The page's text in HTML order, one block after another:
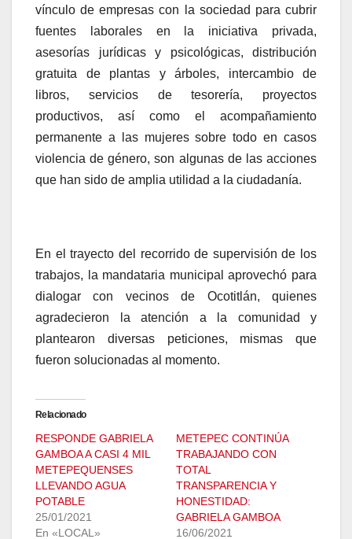
vínculo de empresas con la sociedad para cubrir
fuentes laborales en la iniciativa privada,
asesorías jurídicas y psicológicas, distribución
gratuita de plantas y árboles, intercambio de
libros, servicios de tesorería, proyectos
productivos, así como el acompañamiento
permanente a las mujeres sobre todo en casos
violencia de género, son algunas de las acciones
que han sido de amplia utilidad a la ciudadanía.
En el trayecto del recorrido de supervisión de los
trabajos, la mandataria municipal aprovechó para
dialogar con vecinos de Ocotitlán, quienes
agradecieron la atención a la comunidad y
plantearon diversas peticiones, mismas que
fueron solucionadas al momento.
Relacionado
RESPONDE GABRIELA
GAMBOA A CASI 4 MIL
METEPEQUENSES
LLEVANDO AGUA
POTABLE
25/01/2021
En «LOCAL»
METEPEC CONTINÚA
TRABAJANDO CON
TOTAL
TRANSPARENCIA Y
HONESTIDAD:
GABRIELA GAMBOA
16/06/2021